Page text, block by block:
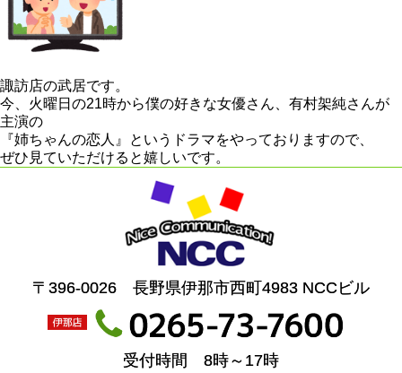
諏訪店の武居です。
今、火曜日の21時から僕の好きな女優さん、有村架純さんが
主演の
『姉ちゃんの恋人』というドラマをやっておりますので、
ぜひ見ていただけると嬉しいです。
〒396-0026 長野県伊那市西町4983 NCCビル
受付時間 8時～17時